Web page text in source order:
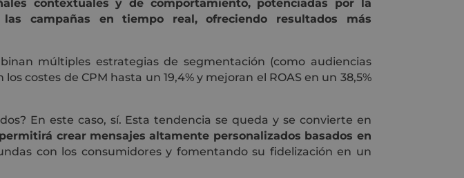
contextuales y de comportamiento, potenciadas por la
campañas en tiempo real, ofreciendo resultados más
múltiples estrategias de segmentación (como audiencias
costes de CPM hasta un 19,4% y mejoran el ROAS en un 38,5%
En este caso, sí. Esta tendencia se queda y se convierte en
crear mensajes altamente personalizados basados en
con los consumidores y fomentando su fidelización en un